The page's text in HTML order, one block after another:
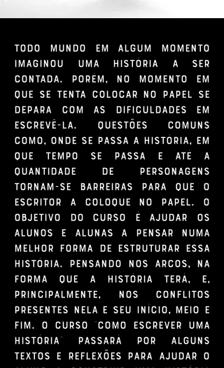
Todo mundo em algum momento
imaginou uma história a ser
contada. Porém, no momento em
que se tenta colocar no papel se
depara com as dificuldades em
escrevê-la. Questões comuns
como, onde se passa a história, em
que tempo se passa e até a
quantidade de personagens
tornam-se barreiras para que o
escritor a coloque no papel. O
objetivo do curso é ajudar os
alunos e alunas a pensar numa
melhor forma de estruturar essa
história. Pensando nos arcos, na
forma que a história terá, e,
principalmente, nos conflitos
presentes nela e seu início, meio e
fim. O curso "Como Escrever uma
História" passará por alguns
textos e reflexões para ajudar o